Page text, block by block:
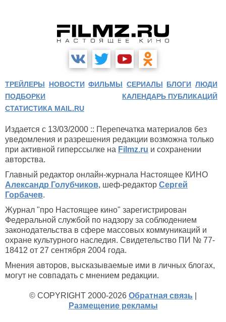
ТРЕЙЛЕРЫ НОВОСТИ ФИЛЬМЫ СЕРИАЛЫ БЛОГИ ЛЮДИ
ПОДБОРКИ
КАЛЕНДАРЬ ПУБЛИКАЦИЙ
СТАТИСТИКА MAIL.RU
Издается с 13/03/2000 :: Перепечатка материалов без
уведомления и разрешения редакции возможна только
при активной гиперссылке на Filmz.ru и сохранении
авторства.
Главный редактор онлайн-журнала Настоящее КИНО
Александр Голубчиков, шеф-редактор Сергей
Горбачев.
Журнал "про Настоящее кино" зарегистрирован
Федеральной службой по надзору за соблюдением
законодательства в сфере массовых коммуникаций и
охране культурного наследия. Свидетельство ПИ № 77-
18412 от 27 сентября 2004 года.
Мнения авторов, высказываемые ими в личных блогах,
могут не совпадать с мнением редакции.
© COPYRIGHT 2000-2026 Обратная связь
Размещение рекламы